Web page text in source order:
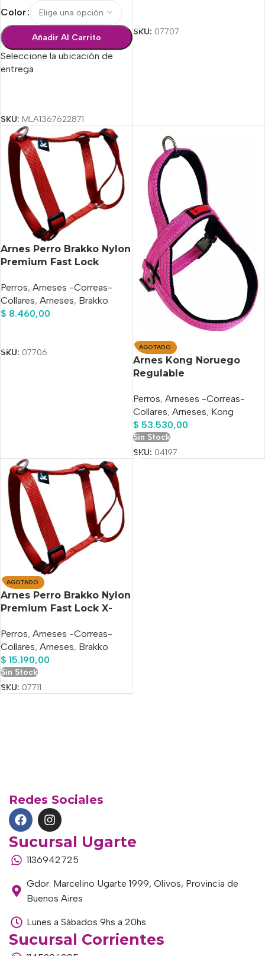
Color
Añadir Al Carrito
Seleccione la ubicación de
entrega
SKU: MLA1367622871
SKU: 07707
Arnes Perro Brakko Nylon
Premium Fast Lock
Perros, Arneses -Correas-
Collares, Arneses, Brakko
$ 8.460,00
SKU: 07706 AGOTADO
Arnes Kong Noruego
Regulable
Large
Perros, Arneses -Correas-
Collares, Arneses, Kong
$ 53.530,00
Sin Stock
SKU: 04197
AGOTADO
Arnes Perro Brakko Nylon
Premium Fast Lock X-
Perros, Arneses -Correas-
Collares, Arneses, Brakko
$ 15.190,00
Sin Stock
SKU: 07711
Redes Sociales
Sucursal Ugarte
1136942725
Gdor. Marcelino Ugarte 1999, Olivos, Provincia de
Buenos Aires
Lunes a Sábados 9hs a 20hs
Sucursal Corrientes